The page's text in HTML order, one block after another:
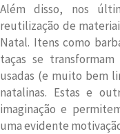
Além disso, nos
reutilização de
Natal. Itens como
taças se
usadas (e muito bem
natalinas. Estas e
imaginação e
uma evidente